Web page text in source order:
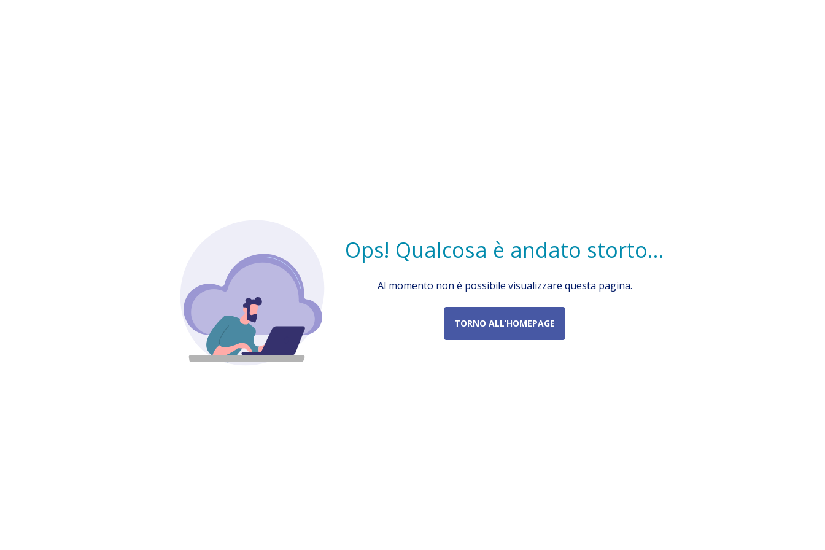
Ops! Qualcosa è andato storto...
Al momento non è possibile visualizzare questa pagina.
TORNO ALL’HOMEPAGE